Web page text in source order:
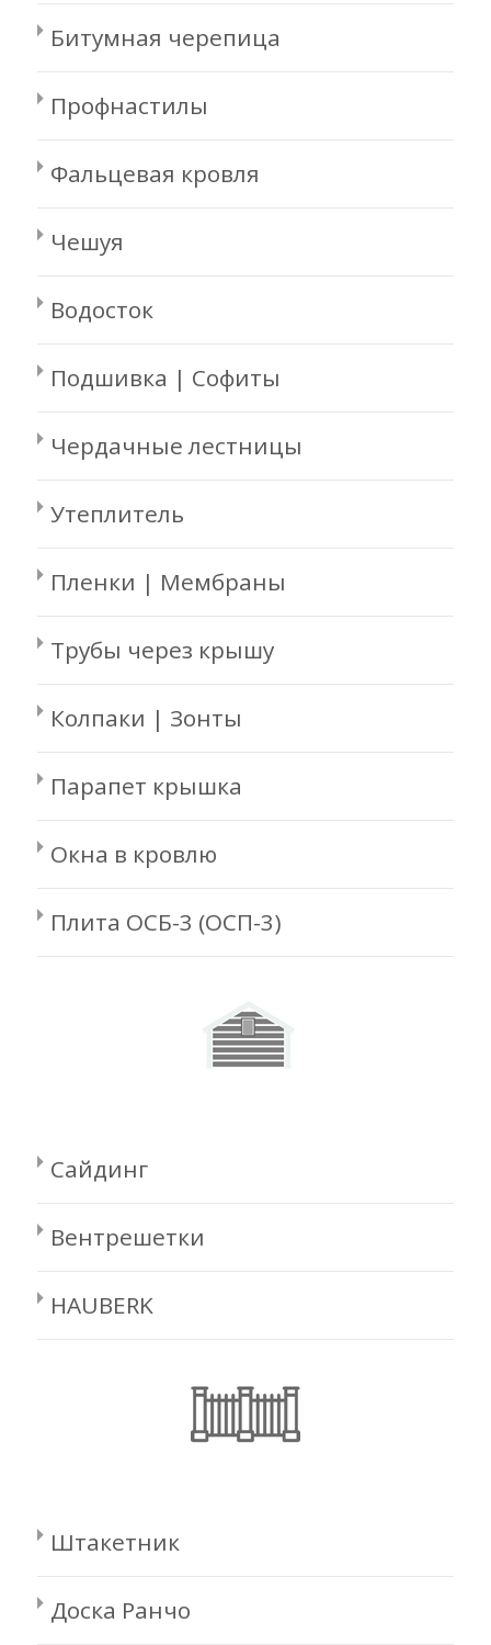
Битумная черепица
Профнастилы
Фальцевая кровля
Чешуя
Водосток
Подшивка | Софиты
Чердачные лестницы
Утеплитель
Пленки | Мембраны
Трубы через крышу
Колпаки | Зонты
Парапет крышка
Окна в кровлю
Плита ОСБ-3 (ОСП-3)
Сайдинг
Вентрешетки
HAUBERK
Штакетник
Доска Ранчо